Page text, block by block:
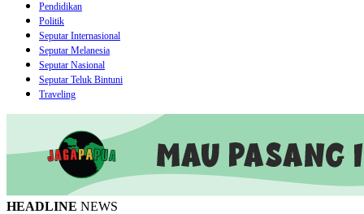
Pendidikan
Politik
Seputar Internasional
Seputar Melanesia
Seputar Nasional
Seputar Teluk Bintuni
Traveling
HEADLINE NEWS